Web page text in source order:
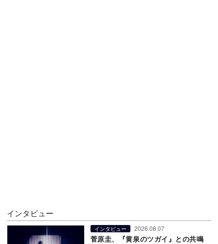
インタビュー
インタビュー 2026.08.07
菅原圭、『黄泉のツガイ』との共鳴